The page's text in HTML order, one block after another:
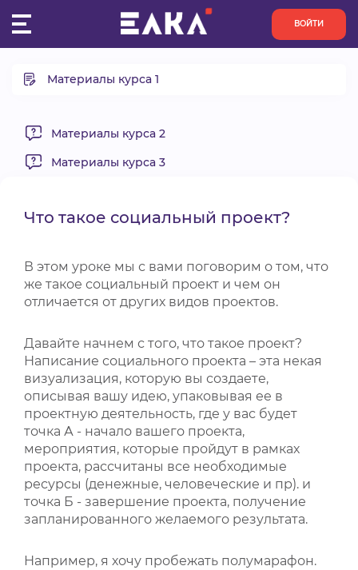
ВОЙТИ
ПУЛЬС
КОНКУРСЫ
ОРГАНИЗАЦИИ
АКТИВИСТЫ
АНАЛИТИКА
БАЗА ЗНАНИЙ
ВИДЕОКУРСЫ
ВОЙТИ
Материалы курса 1
Что такое социальный проект?
целевой группы.
проекта.
Материалы курса 2
Материалы курса 3
Что такое социальный проект?
В этом уроке мы с вами поговорим о том, что
же такое социальный проект и чем он
отличается от других видов проектов.
Давайте начнем с того, что такое проект?
Написание социального проекта – эта некая
визуализация, которую вы создаете,
описывая вашу идею, упаковывая ее в
проектную деятельность, где у вас будет
точка А - начало вашего проекта,
мероприятия, которые пройдут в рамках
проекта, рассчитаны все необходимые
ресурсы (денежные, человеческие и пр). и
точка Б - завершение проекта, получение
запланированного желаемого результата.
Например, я хочу пробежать полумарафон.